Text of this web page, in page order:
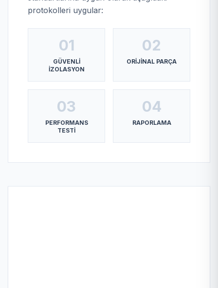
protokolleri uygular:
01
GÜVENLI
İZOLASYON
02
ORIJINAL PARÇA
03
PERFORMANS
TESTI
04
RAPORLAMA